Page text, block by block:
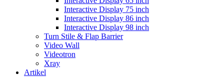
Interactive Display 75 inch
Interactive Display 86 inch
Interactive Display 98 inch
Turn Stile & Flap Barrier
Video Wall
Videotron
Xray
Artikel